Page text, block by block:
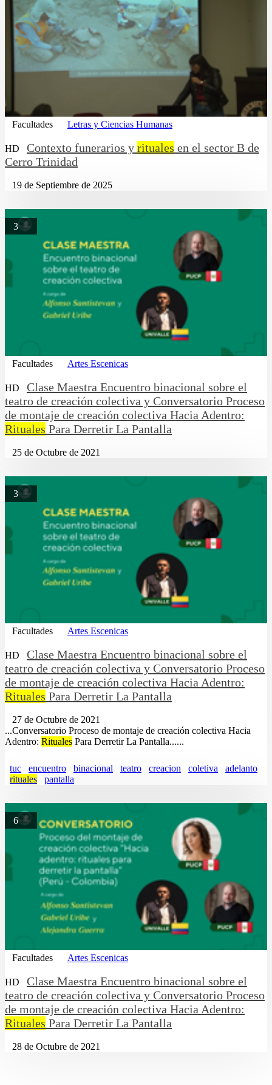
Facultades Letras y Ciencias Humanas
HD Contexto funerarios y rituales en el sector B de
Cerro Trinidad
19 de Septiembre de 2025
3
Facultades Artes Escenicas
HD
Clase Maestra Encuentro binacional sobre el
teatro de creación colectiva y Conversatorio Proceso
de montaje de creación colectiva Hacia Adentro:
Rituales Para Derretir La Pantalla
25 de Octubre de 2021
3
Facultades Artes Escenicas
HD
Clase Maestra Encuentro binacional sobre el
teatro de creación colectiva y Conversatorio Proceso
de montaje de creación colectiva Hacia Adentro:
Rituales Para Derretir La Pantalla
27 de Octubre de 2021
...Conversatorio Proceso de montaje de creación colectiva Hacia
Adentro: Rituales Para Derretir La Pantalla......
tuc encuentro binacional teatro creacion coletiva
adelanto
rituales
pantalla
6
Facultades Artes Escenicas
HD
Clase Maestra Encuentro binacional sobre el
teatro de creación colectiva y Conversatorio Proceso
de montaje de creación colectiva Hacia Adentro:
Rituales Para Derretir La Pantalla
28 de Octubre de 2021